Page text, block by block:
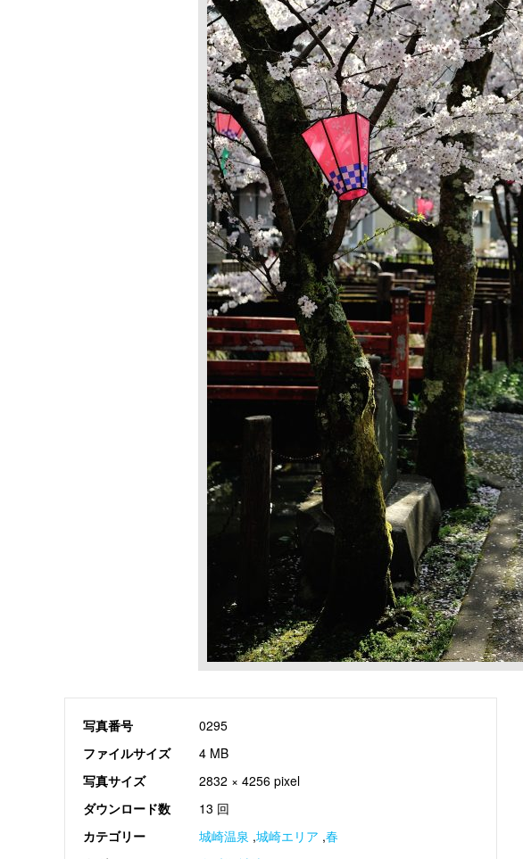
写真番号
0295
ファイルサイズ
4 MB
写真サイズ
2832 × 4256 pixel
ダウンロード数
13 回
カテゴリー
城崎温泉 ,城崎エリア ,春